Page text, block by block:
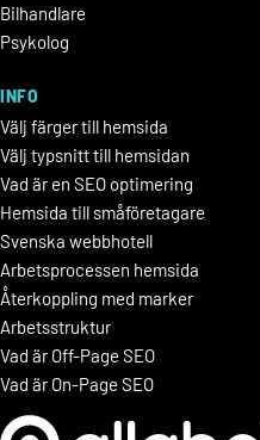
Bilhandlare
Psykolog
INFO
Välj färger till hemsida
Välj typsnitt till hemsidan
Vad är en SEO optimering
Hemsida till småföretagare
Svenska webbhotell
Arbetsprocessen hemsida
Återkoppling med marker
Arbetsstruktur
Vad är Off-Page SEO
Vad är On-Page SEO